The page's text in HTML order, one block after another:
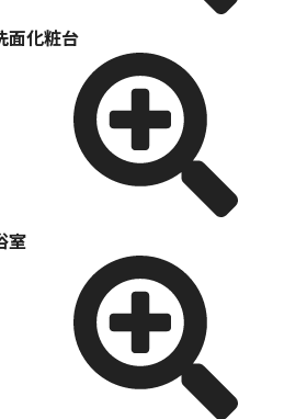
面化粧台
室